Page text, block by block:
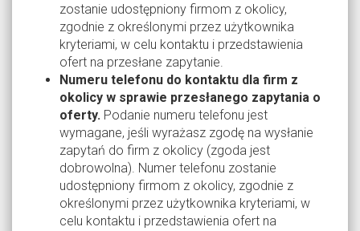
zostanie udostępniony firmom z okolicy,
zgodnie z określonymi przez użytkownika
kryteriami, w celu kontaktu i przedstawienia
ofert na przesłane zapytanie.
Numeru telefonu do kontaktu dla firm z
okolicy w sprawie przesłanego zapytania o
oferty. Podanie numeru telefonu jest
wymagane, jeśli wyrażasz zgodę na wysłanie
zapytań do firm z okolicy (zgoda jest
dobrowolna). Numer telefonu zostanie
udostępniony firmom z okolicy, zgodnie z
określonymi przez użytkownika kryteriami, w
celu kontaktu i przedstawienia ofert na